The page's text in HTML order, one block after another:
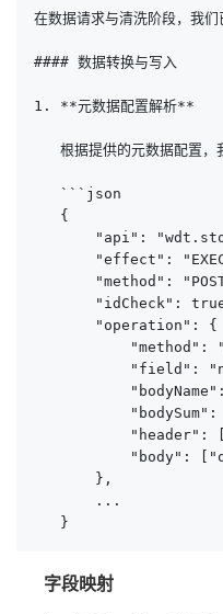
在数据请求与清洗阶段，我
#### 数据转换与写入
1. **元数据配置解析**
根据提供的元数据配置，
   ```json
   {
"api":
"effect":
"method":
"idCheck":
       "operation": {
"method":
"field":
"bodySum":
"header":
"body":
       },
       ...
   }
字段映射